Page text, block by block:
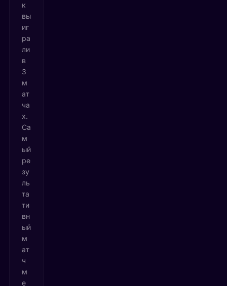
к
вы
иг
ра
ли
в
3
м
ат
ча
х.
Са
м
ый
ре
зу
ль
та
ти
вн
ый
м
ат
ч
м
е